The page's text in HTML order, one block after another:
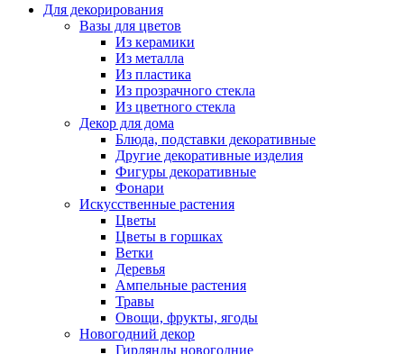
Для декорирования
Вазы для цветов
Из керамики
Из металла
Из пластика
Из прозрачного стекла
Из цветного стекла
Декор для дома
Блюда, подставки декоративные
Другие декоративные изделия
Фигуры декоративные
Фонари
Искусственные растения
Цветы
Цветы в горшках
Ветки
Деревья
Ампельные растения
Травы
Овощи, фрукты, ягоды
Новогодний декор
Гирлянды новогодние